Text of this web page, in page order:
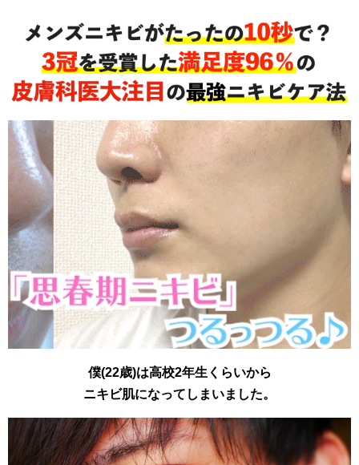
僕(22歳)は高校2年生くらいから
ニキビ肌になってしまいました。